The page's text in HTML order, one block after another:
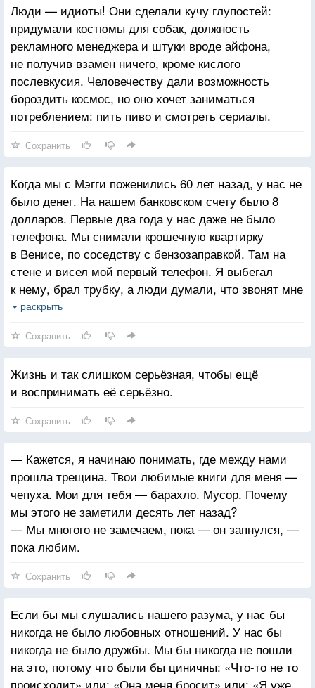
Люди — идиоты! Они сделали кучу глупостей:
придумали костюмы для собак, должность
рекламного менеджера и штуки вроде айфона,
не получив взамен ничего, кроме кислого
послевкусия. Человечеству дали возможность
бороздить космос, но оно хочет заниматься
потреблением: пить пиво и смотреть сериалы.
Сохранить
Когда мы с Мэгги поженились 60 лет назад, у нас не
было денег. На нашем банковском счету было 8
долларов. Первые два года у нас даже не было
телефона. Мы снимали крошечную квартирку
в Венисе, по соседству с бензозаправкой. Там на
стене и висел мой первый телефон. Я выбегал
к нему, брал трубку, а люди думали, что звонят мне
домой. Не было даже телефона, что уж говорить
раскрыть
Сохранить
Жизнь и так слишком серьёзная, чтобы ещё
и воспринимать её серьёзно.
Сохранить
— Кажется, я начинаю понимать, где между нами
прошла трещина. Твои любимые книги для меня —
чепуха. Мои для тебя — барахло. Мусор. Почему
мы этого не заметили десять лет назад?
— Мы многого не замечаем, пока — он запнулся, —
пока любим.
Сохранить
Если бы мы слушались нашего разума, у нас бы
никогда не было любовных отношений. У нас бы
никогда не было дружбы. Мы бы никогда не пошли
на это, потому что были бы циничны: «Что-то не то
происходит» или: «Она меня бросит» или: «Я уже